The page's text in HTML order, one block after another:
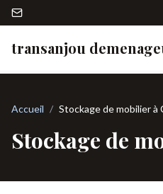
transanjou
Accueil Stockage de mobilier à
Stockage de